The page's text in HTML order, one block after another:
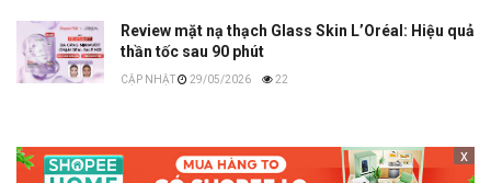
Review mặt nạ thạch Glass Skin L’Oréal: Hiệu quả
thần tốc sau 90 phút
29/05/2026 22
x